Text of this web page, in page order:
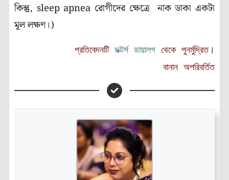
কিন্তু, sleep apnea রোগীদের ক্ষেত্রে নাক ডাকা একটা
মূল লক্ষণ।)
প্রতিবেদনটি ডক্টর্স ডায়ালগ থেকে পুনর্মুদ্রিত।
বানান অপরিবর্তিত